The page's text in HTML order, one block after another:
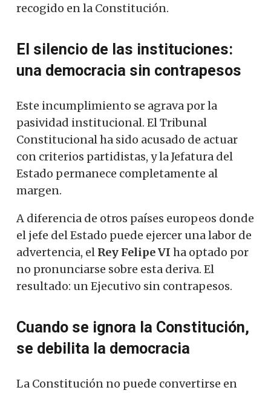
recogido en la Constitución.
El silencio de las instituciones:
una democracia sin contrapesos
Este incumplimiento se agrava por la
pasividad institucional. El Tribunal
Constitucional ha sido acusado de actuar
con criterios partidistas, y la Jefatura del
Estado permanece completamente al
margen.
A diferencia de otros países europeos donde
el jefe del Estado puede ejercer una labor de
advertencia, el Rey Felipe VI ha optado por
no pronunciarse sobre esta deriva. El
resultado: un Ejecutivo sin contrapesos.
Cuando se ignora la Constitución,
se debilita la democracia
La Constitución no puede convertirse en